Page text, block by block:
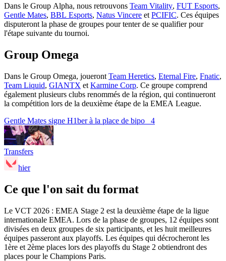
Dans le Group Alpha, nous retrouvons Team Vitality, FUT Esports,
Gentle Mates, BBL Esports, Natus Vincere et PCIFIC. Ces équipes
disputeront la phase de groupes pour tenter de se qualifier pour
l'étape suivante du tournoi.
Group Omega
Dans le Group Omega, joueront Team Heretics, Eternal Fire, Fnatic,
Team Liquid, GIANTX et Karmine Corp. Ce groupe comprend
également plusieurs clubs renommés de la région, qui continueront
la compétition lors de la deuxième étape de la EMEA League.
Gentle Mates signe H1ber à la place de bipo 4
Transfers
hier
Ce que l'on sait du format
Le VCT 2026 : EMEA Stage 2 est la deuxième étape de la ligue
internationale EMEA. Lors de la phase de groupes, 12 équipes sont
divisées en deux groupes de six participants, et les huit meilleures
équipes passeront aux playoffs. Les équipes qui décrocheront les
1ère et 2ème places lors des playoffs du Stage 2 obtiendront des
places pour le Champions Paris.